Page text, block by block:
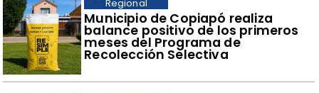
​Municipio de Copiapó realiza
balance positivo de los primeros
meses del Programa de
Recolección Selectiva
Regional